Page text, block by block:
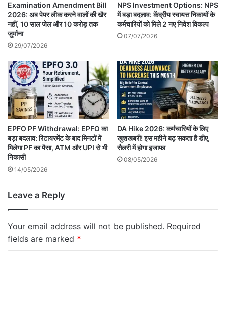
Examination Amendment Bill
2026: अब पेपर लीक करने वालों की खैर
नहीं, 10 साल जेल और 10 करोड़ तक
जुर्माना
29/07/2026
NPS Investment Options: NPS
में बड़ा बदलाव: केंद्रीय स्वायत्त निकायों के
कर्मचारियों को मिले 2 नए निवेश विकल्प
07/07/2026
EPFO PF Withdrawal: EPFO का
बड़ा बदलाव: रिटायरमेंट के बाद मिनटों में
मिलेगा PF का पैसा, ATM और UPI से भी
निकासी
14/05/2026
DA Hike 2026: कर्मचारियों के लिए
खुशखबरी! इस महीने बढ़ सकता है डीए,
सैलरी में होगा इजाफा
08/05/2026
Leave a Reply
Your email address will not be published. Required
fields are marked *